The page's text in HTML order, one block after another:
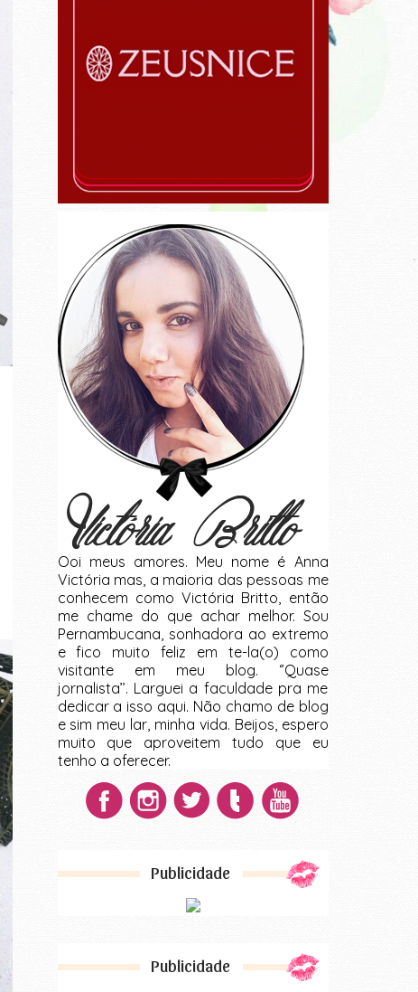
Ooi meus amores. Meu nome é Anna
Victória mas, a maioria das pessoas me
conhecem como Victória Britto, então
me chame do que achar melhor. Sou
Pernambucana, sonhadora ao extremo
e fico muito feliz em te-la(o) como
visitante em meu blog. ‘’Quase
jornalista’’. Larguei a faculdade pra me
dedicar a isso aqui. Não chamo de blog
e sim meu lar, minha vida. Beijos, espero
muito que aproveitem tudo que eu
tenho a oferecer.
Publicidade
Publicidade